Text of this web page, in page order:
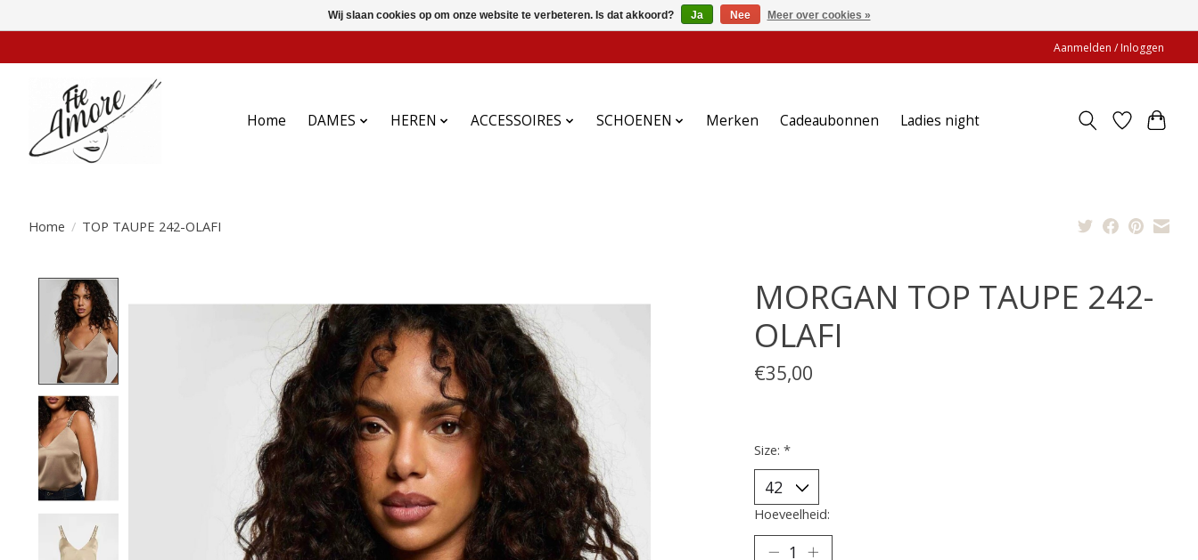
Aanmelden / Inloggen
Home DAMES HEREN ACCESSOIRES SCHOENEN Merken Cadeaubonnen Ladies night
Home / TOP TAUPE 242-OLAFI
MORGAN TOP TAUPE 242-
OLAFI
€35,00
Size: *
Hoeveelheid:
Wij slaan cookies op om onze website te verbeteren. Is dat akkoord? Ja Nee Meer over cookies »